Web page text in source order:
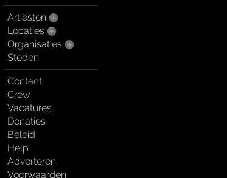
Artiesten
Locaties
Organisaties
Steden
Contact
Crew
Vacatures
Donaties
Beleid
Help
Adverteren
Voorwaarden